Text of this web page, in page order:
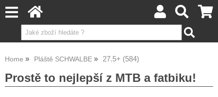
Home Pláště SCHWALBE 27.5+ (584)
Prostě to nejlepší z MTB a fatbiku!